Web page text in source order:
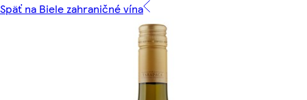
Späť na Biele zahraničné vína